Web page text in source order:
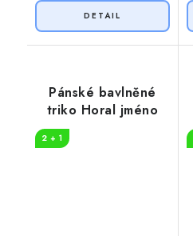
Pánské bavlněné
triko Horal jméno
2 + 1